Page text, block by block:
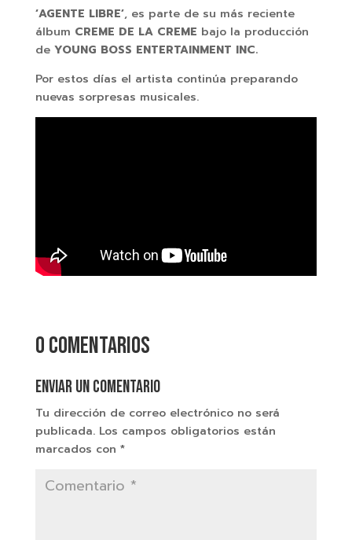
‘AGENTE LIBRE’, es parte de su más reciente
álbum CREME DE LA CREME bajo la producción
de YOUNG BOSS ENTERTAINMENT INC.
Por estos días el artista continúa preparando
nuevas sorpresas musicales.
0 comentarios
Enviar un comentario
Tu dirección de correo electrónico no será
publicada. Los campos obligatorios están
marcados con *